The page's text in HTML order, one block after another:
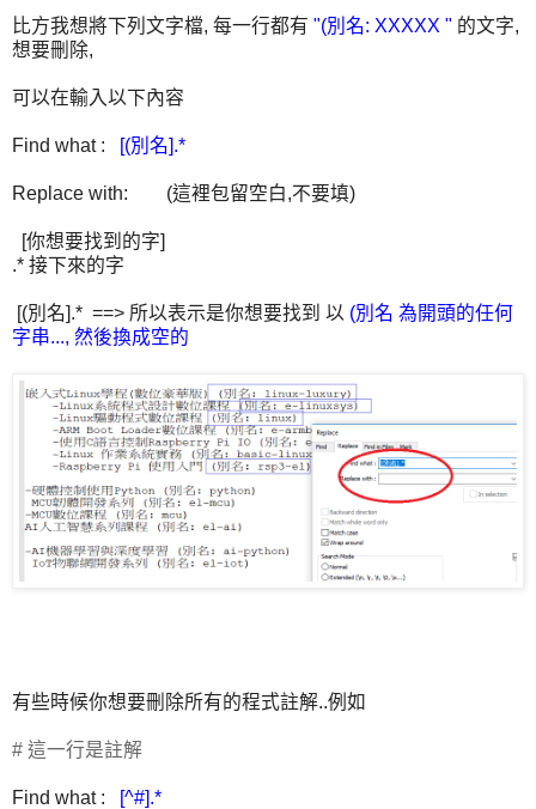
比方我想將下列文字檔, 每一行都有 "(別名: XXXXX " 的文字,
想要刪除,
可以在輸入以下內容
Find what : [(別名].*
Replace with: (這裡包留空白,不要填)
[你想要找到的字]
.* 接下來的字
[(別名].* ==> 所以表示是你想要找到 以 (別名 為開頭的任何
字串..., 然後換成空的
有些時候你想要刪除所有的程式註解..例如
# 這一行是註解
Find what : [^#].*